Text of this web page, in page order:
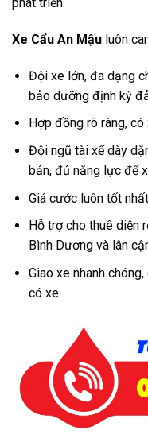
Xe Cẩu An Mậu luôn
Đội xe lớn, đa dạng
bảo dưỡng định kỳ
Hợp đồng rõ ràng, có
Đội ngũ tài xế dày
bản, đủ năng lực để
Giá cước luôn tốt
Hỗ trợ cho thuê diện
Bình Dương và lân
Giao xe nhanh
có xe.